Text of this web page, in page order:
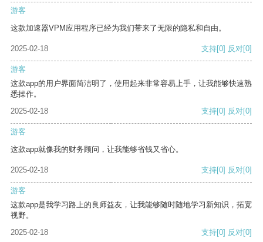
游客
这款加速器VPM应用程序已经为我们带来了无限的隐私和自由。
2025-02-18 支持[0] 反对[0]
游客
这款app的用户界面简洁明了，使用起来非常容易上手，让我能够快速熟
悉操作。
2025-02-18
支持[0] 反对[0]
游客
这款app就像我的财务顾问，让我能够省钱又省心。
2025-02-18 支持[0] 反对[0]
游客
这款app是我学习路上的良师益友，让我能够随时随地学习新知识，拓宽
视野。
2025-02-18
支持[0] 反对[0]